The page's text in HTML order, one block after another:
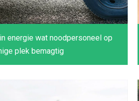
energie wat noodpersoneel op
plek bemagtig